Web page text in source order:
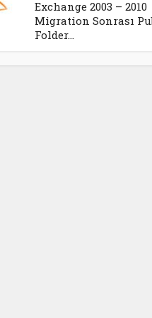
Exchange 2003 – 2010
Migration Sonrası
Folder...